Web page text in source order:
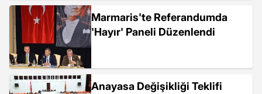
Marmaris'te Referandumda
'Hayır' Paneli Düzenlendi
Anayasa Değişikliği Teklifi